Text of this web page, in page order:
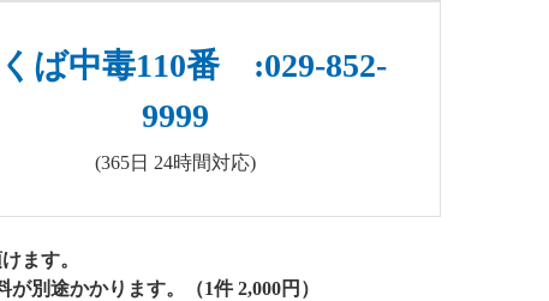
ば中毒110番 :029-852-
9999
(365日 24時間対応)
ます。
別途かかります。（1件 2,000円）